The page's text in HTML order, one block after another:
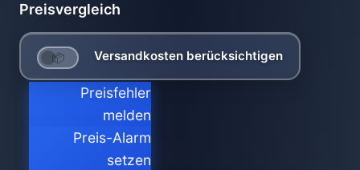
Preisvergleich
Versandkosten berücksichtigen
Preisfehler
melden
Preis-Alarm
setzen